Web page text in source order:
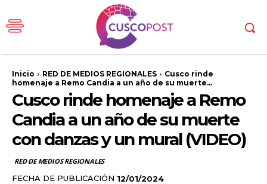
Inicio RED DE MEDIOS REGIONALES
Cusco rinde
homenaje a Remo Candia a un año de su muerte...
Cusco rinde homenaje a Remo
Candia a un año de su muerte
con danzas y un mural (VIDEO)
RED DE MEDIOS REGIONALES
FECHA DE PUBLICACIÓN 12/01/2024